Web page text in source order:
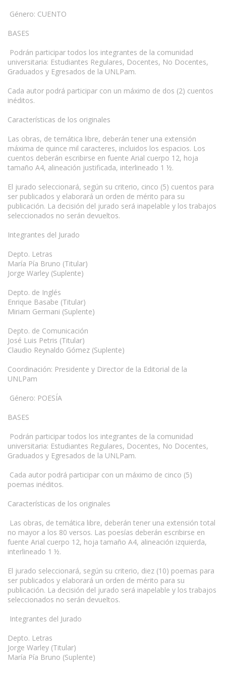
Género: CUENTO
BASES
Podrán participar todos los integrantes de la comunidad
universitaria: Estudiantes Regulares, Docentes, No Docentes,
Graduados y Egresados de la UNLPam.
Cada autor podrá participar con un máximo de dos (2) cuentos
inéditos.
Características de los originales
Las obras, de temática libre, deberán tener una extensión
máxima de quince mil caracteres, incluidos los espacios. Los
cuentos deberán escribirse en fuente Arial cuerpo 12, hoja
tamaño A4, alineación justificada, interlineado 1 ½.
El jurado seleccionará, según su criterio, cinco (5) cuentos para
ser publicados y elaborará un orden de mérito para su
publicación. La decisión del jurado será inapelable y los trabajos
seleccionados no serán devueltos.
Integrantes del Jurado
Depto. Letras
María Pía Bruno (Titular)
Jorge Warley (Suplente)
Depto. de Inglés
Enrique Basabe (Titular)
Miriam Germani (Suplente)
Depto. de Comunicación
José Luis Petris (Titular)
Claudio Reynaldo Gómez (Suplente)
Coordinación: Presidente y Director de la Editorial de la
UNLPam
Género: POESÍA
BASES
Podrán participar todos los integrantes de la comunidad
universitaria: Estudiantes Regulares, Docentes, No Docentes,
Graduados y Egresados de la UNLPam.
Cada autor podrá participar con un máximo de cinco (5)
poemas inéditos.
Características de los originales
Las obras, de temática libre, deberán tener una extensión total
no mayor a los 80 versos. Las poesías deberán escribirse en
fuente Arial cuerpo 12, hoja tamaño A4, alineación izquierda,
interlineado 1 ½.
El jurado seleccionará, según su criterio, diez (10) poemas para
ser publicados y elaborará un orden de mérito para su
publicación. La decisión del jurado será inapelable y los trabajos
seleccionados no serán devueltos.
Integrantes del Jurado
Depto. Letras
Jorge Warley (Titular)
María Pía Bruno (Suplente)